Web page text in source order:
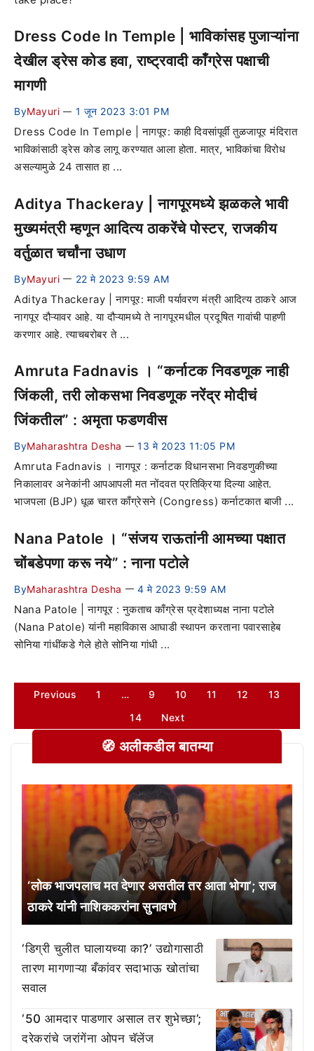
Dress Code In Temple | भाविकांसह पुजाऱ्यांना
देखील ड्रेस कोड हवा, राष्ट्रवादी काँग्रेस पक्षाची
मागणी
ByMayuri — 1 जून 2023 3:01 PM
Dress Code In Temple | नागपूर: काही दिवसांपूर्वी तुळजापूर मंदिरात
भाविकांसाठी ड्रेस कोड लागू करण्यात आला होता. मात्र, भाविकांचा विरोध
असल्यामुळे 24 तासात हा ...
Aditya Thackeray | नागपूरमध्ये झळकले भावी
मुख्यमंत्री म्हणून आदित्य ठाकरेंचे पोस्टर, राजकीय
वर्तुळात चर्चांना उधाण
ByMayuri — 22 मे 2023 9:59 AM
Aditya Thackeray | नागपूर: माजी पर्यावरण मंत्री आदित्य ठाकरे आज
नागपूर दौऱ्यावर आहे. या दौऱ्यामध्ये ते नागपूरमधील प्रदूषित गावांची पाहणी
करणार आहे. त्याचबरोबर ते ...
Amruta Fadnavis । “कर्नाटक निवडणूक नाही
जिंकली, तरी लोकसभा निवडणूक नरेंद्र मोदीचं
जिंकतील” : अमृता फडणवीस
ByMaharashtra Desha — 13 मे 2023 11:05 PM
Amruta Fadnavis । नागपूर : कर्नाटक विधानसभा निवडणुकीच्या
निकालावर अनेकांनी आपआपली मत नोंदवत प्रतिक्रिया दिल्या आहेत.
भाजपला (BJP) धूळ चारत काँग्रेसने (Congress) कर्नाटकात बाजी ...
Nana Patole । “संजय राऊतांनी आमच्या पक्षात
चोंबडेपणा करू नये” : नाना पटोले
ByMaharashtra Desha — 4 मे 2023 9:59 AM
Nana Patole | नागपूर : नुकताच काँग्रेस प्रदेशाध्यक्ष नाना पटोले
(Nana Patole) यांनी महाविकास आघाडी स्थापन करताना पवारसाहेब
सोनिया गांधींकडे गेले होते सोनिया गांधी ...
Previous 1 … 9 10 11 12
13
14
Next
🧭 अलीकडील बातम्या
‘लोक भाजपलाच मत देणार असतील तर आता भोगा’; राज
ठाकरे यांनी नाशिककरांना सुनावणे
‘डिग्री चुलीत घालायच्या का?’ उद्योगासाठी
तारण मागणाऱ्या बँकांवर सदाभाऊ खोतांचा
सवाल
‘50 आमदार पाडणार असाल तर शुभेच्छा’;
दरेकरांचे जरांगेंना ओपन चॅलेंज